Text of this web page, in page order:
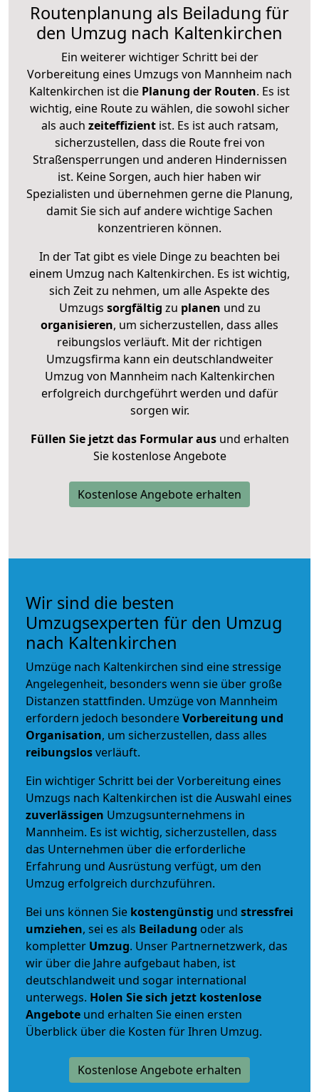
Routenplanung als Beiladung für
den Umzug nach Kaltenkirchen
Ein weiterer wichtiger Schritt bei der
Vorbereitung eines Umzugs von Mannheim nach
Kaltenkirchen ist die Planung der Routen. Es ist
wichtig, eine Route zu wählen, die sowohl sicher
als auch zeiteffizientist. Es ist auch ratsam,
sicherzustellen, dass die Route frei von
Straßensperrungen und anderen Hindernissen
ist. Keine Sorgen, auch hier haben wir
Spezialisten und übernehmen gerne die Planung,
damit Sie sich auf andere wichtige Sachen
konzentrieren können.
In der Tat gibt es viele Dinge zu beachten bei
einem Umzug nach Kaltenkirchen. Es ist wichtig,
sich Zeit zu nehmen, um alle Aspekte des
Umzugs sorgfältig zu planen und zu
organisieren, um sicherzustellen, dass alles
reibungslos verläuft. Mit der richtigen
Umzugsfirma kann ein deutschlandweiter
Umzug von Mannheim nach Kaltenkirchen
erfolgreich durchgeführt werden und dafür
sorgen wir.
Füllen Sie jetzt das Formular ausund erhalten
Sie kostenlose Angebote
Kostenlose Angebote erhalten
Wir sind die besten
Umzugsexperten für den Umzug
nach Kaltenkirchen
Umzüge nach Kaltenkirchen sind eine stressige
Angelegenheit, besonders wenn sie über große
Distanzen stattfinden. Umzüge von Mannheim
erfordern jedoch besondereVorbereitung und
Organisation, um sicherzustellen, dass alles
reibungslosverläuft.
Ein wichtiger Schritt bei der Vorbereitung eines
Umzugs nach Kaltenkirchen ist die Auswahl eines
zuverlässigen Umzugsunternehmens in
Mannheim. Es ist wichtig, sicherzustellen, dass
das Unternehmen über die erforderliche
Erfahrung und Ausrüstung verfügt, um den
Umzug erfolgreich durchzuführen.
Bei uns können Sie kostengünstig und stressfrei
umziehen, sei es als Beiladung oder als
kompletter Umzug. Unser Partnernetzwerk, das
wir über die Jahre aufgebaut haben, ist
deutschlandweit und sogar international
unterwegs. Holen Sie sich jetzt kostenlose
Angebote und erhalten Sie einen ersten
Überblick über die Kosten für Ihren Umzug.
Kostenlose Angebote erhalten